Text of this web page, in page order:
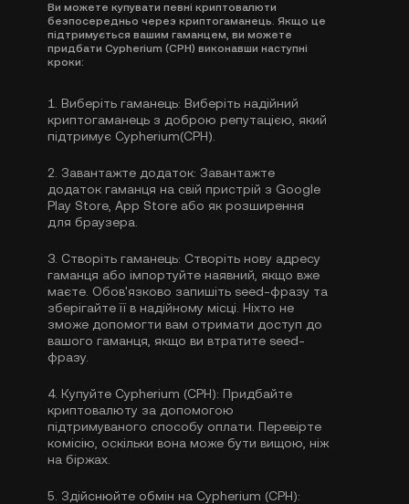
Ви можете купувати певні криптовалюти
безпосередньо через криптогаманець. Якщо це
підтримується вашим гаманцем, ви можете
придбати Cypherium (CPH) виконавши наступні
кроки:
1. Виберіть гаманець: Виберіть надійний
криптогаманець з доброю репутацією, який
підтримує Cypherium(CPH).
2. Завантажте додаток: Завантажте
додаток гаманця на свій пристрій з Google
Play Store, App Store або як розширення
для браузера.
3. Створіть гаманець: Створіть нову адресу
гаманця або імпортуйте наявний, якщо вже
маєте. Обов'язково запишіть seed-фразу та
зберігайте її в надійному місці. Ніхто не
зможе допомогти вам отримати доступ до
вашого гаманця, якщо ви втратите seed-
фразу.
4. Купуйте Cypherium (CPH): Придбайте
криптовалюту за допомогою
підтримуваного способу оплати. Перевірте
комісію, оскільки вона може бути вищою, ніж
на біржах.
5. Здійснюйте обмін на Cypherium (CPH):